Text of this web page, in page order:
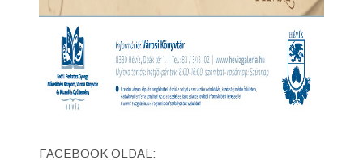
FACEBOOK OLDAL: